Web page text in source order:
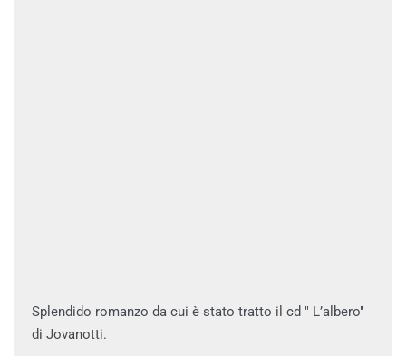
Splendido romanzo da cui è stato tratto il cd " L’albero"
di Jovanotti.